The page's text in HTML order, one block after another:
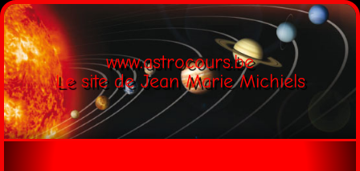
www.astrocours.be
Le site de Jean Marie Michiels